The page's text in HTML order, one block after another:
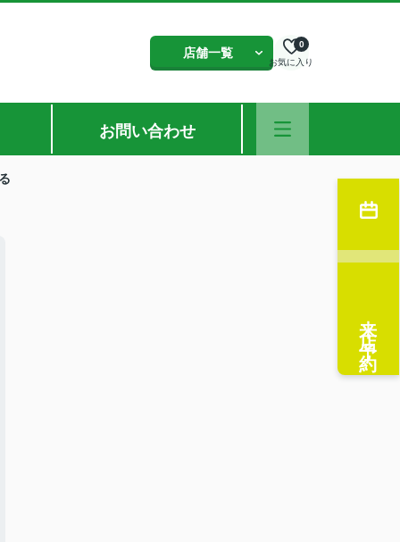
店舗一覧
お気に入り
0
お問い合わせ
来店予約